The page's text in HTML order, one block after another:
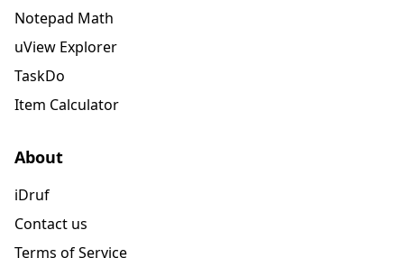
Notepad Math
uView Explorer
TaskDo
Item Calculator
About
iDruf
Contact us
Terms of Service